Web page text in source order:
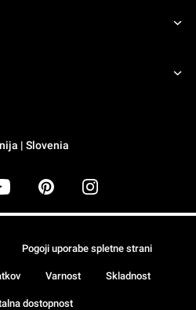
| Slovenia
Pogoji uporabe spletne strani
Varnost Skladnost
dostopnost